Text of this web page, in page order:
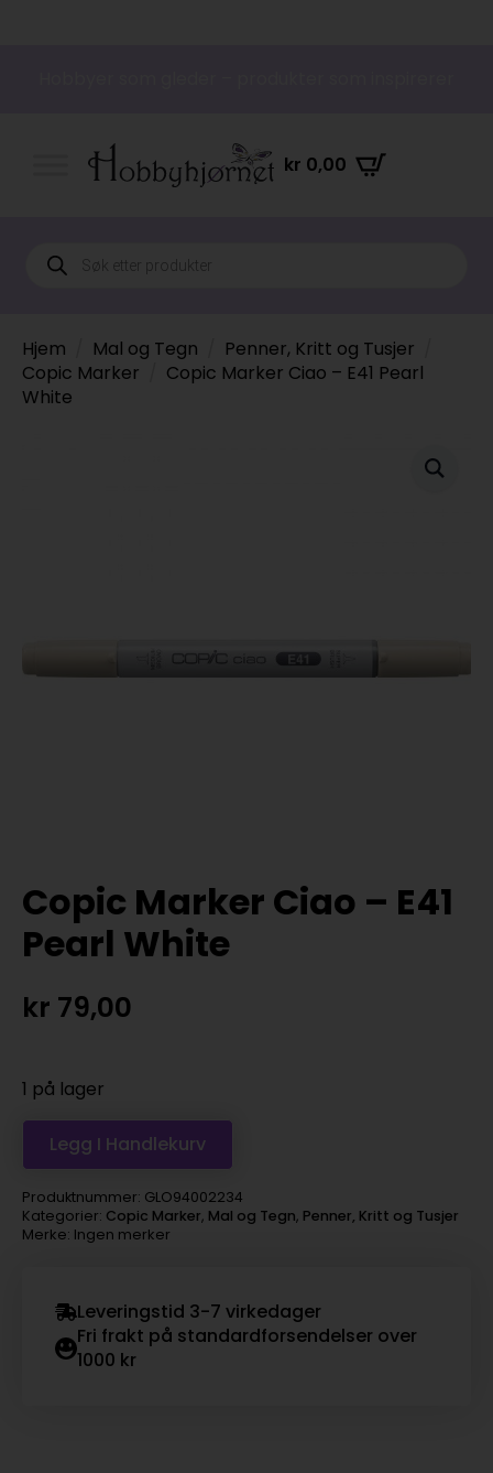
kr 0,00
Products
search
Hjem Mal og Tegn
Penner, Kritt og Tusjer
Copic Marker
Copic Marker Ciao – E41 Pearl
White
Copic Marker Ciao – E41
Pearl White
kr 79,00
1 på lager
Legg I Handlekurv
Produktnummer: GLO94002234
Kategorier: Copic Marker, Mal og Tegn, Penner, Kritt og Tusjer
Merke: Ingen merker
Leveringstid 3-7 virkedager
Fri frakt på standardforsendelser over
1000 kr